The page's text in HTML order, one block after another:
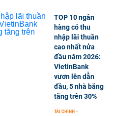
TOP 10 ngân
hàng có thu
nhập lãi thuần
cao nhất nửa
đầu năm 2026:
VietinBank
vươn lên dẫn
đầu, 5 nhà băng
tăng trên 30%
TÀI CHÍNH -